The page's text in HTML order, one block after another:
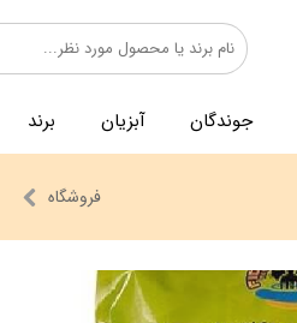
جوندگان آبزیان برند
فروشگاه